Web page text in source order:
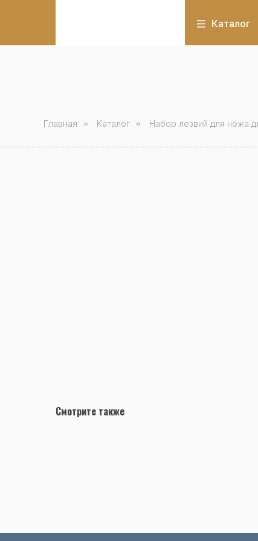
Каталог
Главная » Каталог » Набор лезвий для ножа
Смотрите также